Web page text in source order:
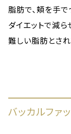
脂肪で、頬を手
ダイエットで減ら
難しい脂肪とされ
バッカルファ